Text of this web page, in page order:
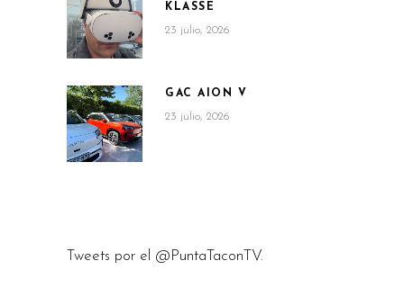
KLASSE
23 julio, 2026
GAC AION V
23 julio, 2026
Tweets por el @PuntaTaconTV.